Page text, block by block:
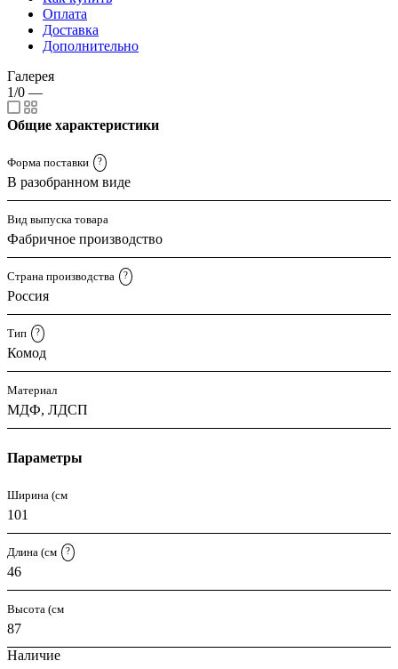
Оплата
Доставка
Дополнительно
Галерея
1/0 —
Общие характеристики
Форма поставки ?
В разобранном виде
Вид выпуска товара
Фабричное производство
Страна производства ?
Россия
Тип ?
Комод
Материал
МДФ, ЛДСП
Параметры
Ширина (см
101
Длина (см ?
46
Высота (см
87
Наличие